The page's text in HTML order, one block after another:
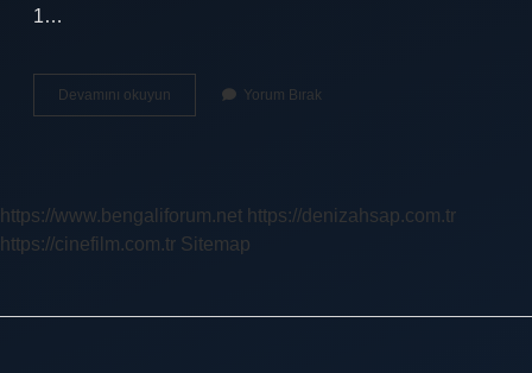
1…
Devamını okuyun
Börülceyi
Yorum Bırak
https://www.bengaliforum.net https://denizahsap.com.tr
https://cinefilm.com.tr Sitemap